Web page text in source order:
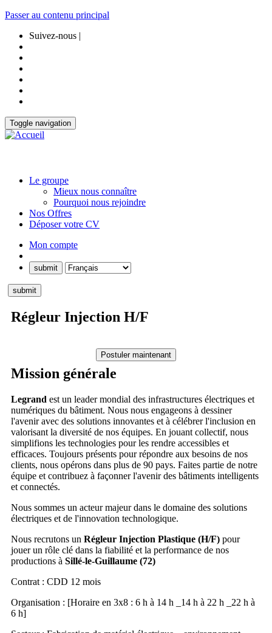
Passer au contenu principal
Suivez-nous |
Toggle navigation
Le groupe
Mieux nous connaître
Pourquoi nous rejoindre
Nos Offres
Déposer votre CV
Mon compte
Régleur Injection H/F
Mission générale
Legrand est un leader mondial des infrastructures électriques et
numériques du bâtiment. Nous nous engageons à dessiner
l'avenir avec des solutions innovantes et à célébrer l'inclusion en
valorisant la diversité de nos équipes. En jouant collectif, nous
simplifions les technologies pour les rendre accessibles et
efficaces. Toujours présents pour répondre aux besoins de nos
clients, nous opérons dans plus de 90 pays. Faites partie de notre
équipe et contribuez à façonner l'avenir des bâtiments intelligents
et connectés.
Nous sommes un acteur majeur dans le domaine des solutions
électriques et de l'innovation technologique.
Nous recrutons un Régleur Injection Plastique (H/F) pour
jouer un rôle clé dans la fiabilité et la performance de nos
productions à Sillé-le-Guillaume (72)
Contrat : CDD 12 mois
Organisation : [Horaire en 3x8 : 6 h à 14 h _14 h à 22 h _22 h à
6 h]